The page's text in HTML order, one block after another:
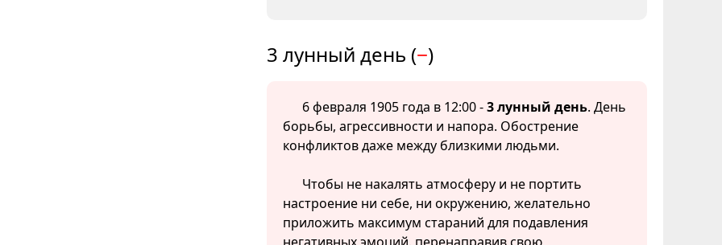
3 лунный день (−)
6 февраля 1905 года в 12:00 -3 лунный день. День
борьбы, агрессивности и напора. Обострение
конфликтов даже между близкими людьми.
Чтобы не накалять атмосферу и не портить
настроение ни себе, ни окружению, желательно
приложить максимум стараний для подавления